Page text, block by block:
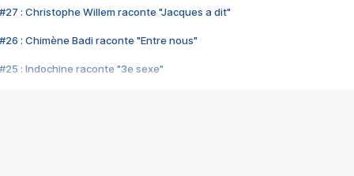
#27 : Christophe Willem raconte "Jacques a dit"
#26 : Chimène Badi raconte "Entre nous"
#25 : Indochine raconte "3e sexe"